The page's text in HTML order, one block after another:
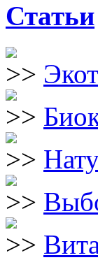
Статьи